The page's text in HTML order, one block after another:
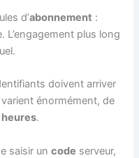
d’abonnement :
L’engagement plus long
doivent arriver
énormément, de
heures.
saisir uncode serveur,